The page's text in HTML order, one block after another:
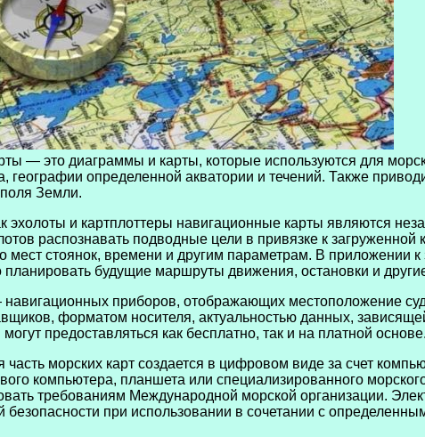
— это диаграммы и карты, которые используются для
географии определенной акватории и течений. Также
Земли.
эхолоты и картплоттеры навигационные карты являются
распознавать подводные цели в привязке к
мест стоянок, времени и другим параметрам. В приложении
планировать будущие маршруты движения, остановки и
приборов, отображающих местоположение
форматом носителя, актуальностью данных,
предоставляться как бесплатно, так и на платной основе.
морских карт создается в цифровом виде за счет
компьютера, планшета или специализированного
требованиям Международной морской организации.
безопасности при использовании в сочетании с